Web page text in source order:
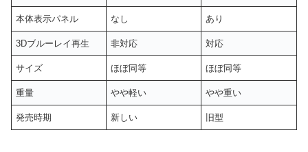
本体表示パネル なし あり
3Dブルーレイ再生 非対応 対応
サイズ ほぼ同等 ほぼ同等
重量 やや軽い やや重い
発売時期 新しい 旧型